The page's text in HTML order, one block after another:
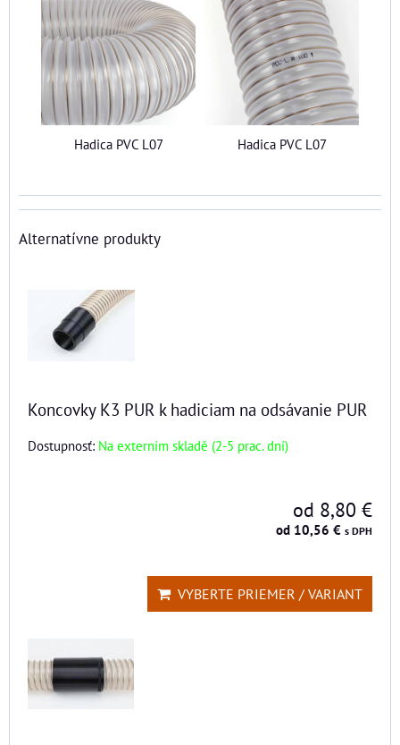
Hadica PVC L07 Hadica PVC L07
Alternatívne produkty
Koncovky K3 PUR k hadiciam na odsávanie PUR
Dostupnosť: Na externím skladě (2-5 prac. dní)
od 8,80 €
od 10,56 € s DPH
VYBERTE PRIEMER / VARIANT